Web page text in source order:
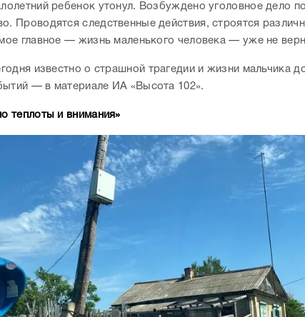
ребенок утонул. Возбуждено уголовное дело
Проводятся следственные действия, строятся
главное — жизнь маленького человека — уже не
известно о страшной трагедии и жизни мальчика
— в материале ИА «Высота 102».
теплоты и внимания»